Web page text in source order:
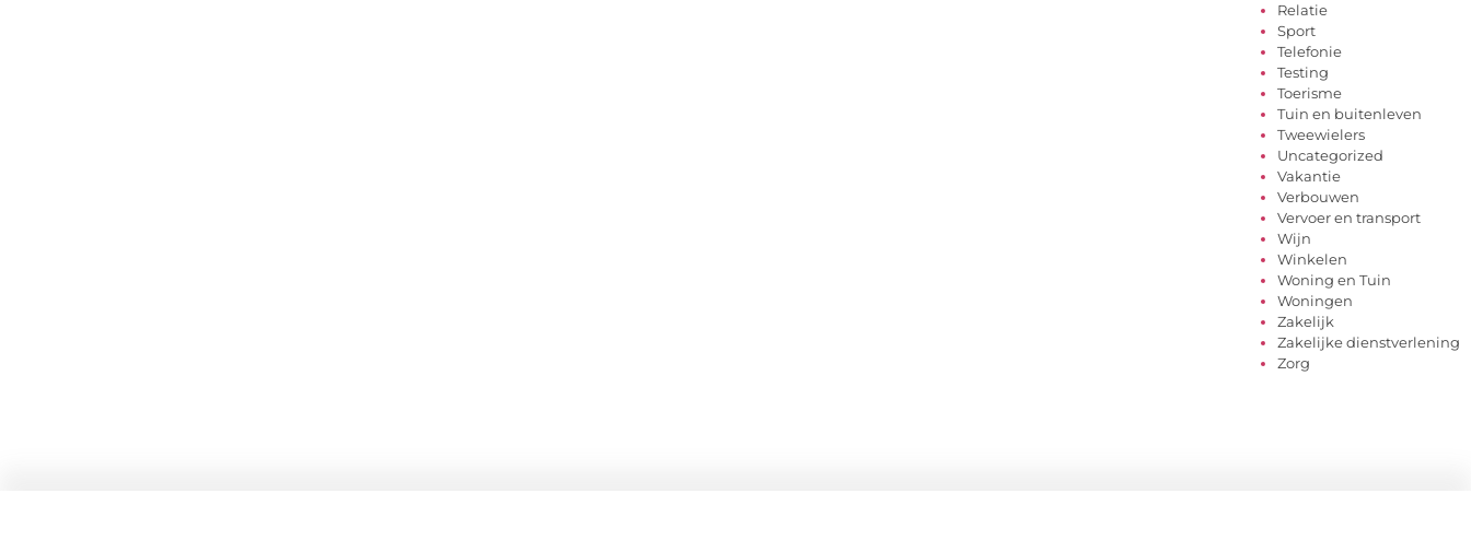
Relatie
Sport
Telefonie
Testing
Toerisme
Tuin en buitenleven
Tweewielers
Uncategorized
Vakantie
Verbouwen
Vervoer en transport
Wijn
Winkelen
Woning en Tuin
Woningen
Zakelijk
Zakelijke dienstverlening
Zorg